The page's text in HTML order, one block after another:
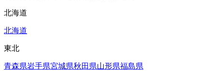
北海道
北海道
東北
青森県岩手県宮城県秋田県山形県福島県